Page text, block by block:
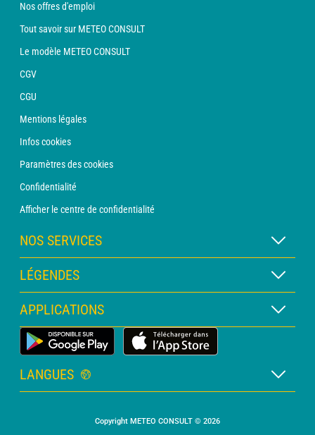
Nos offres d'emploi
Tout savoir sur METEO CONSULT
Le modèle METEO CONSULT
CGV
CGU
Mentions légales
Infos cookies
Paramètres des cookies
Confidentialité
Afficher le centre de confidentialité
NOS SERVICES
Abonnement METEO Xpert
Abonnement METEO PRO
Consultation avec un prévisionniste
Bulletin PRO
LÉGENDES
Légende des cartes
Légende des pictogrammes
Glossaire
APPLICATIONS
Application Météo Terrestre
LANGUES
Copyright METEO CONSULT © 2026